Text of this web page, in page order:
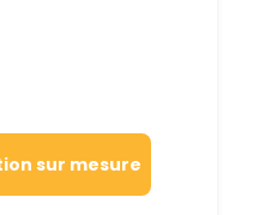
sur mesure